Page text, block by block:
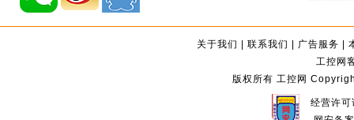
关于我们 |联系我们 | 广告服务 |
工控网
版权所有 工控网
经营许